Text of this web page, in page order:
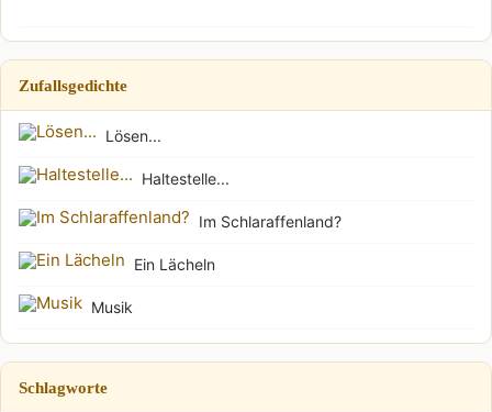
Zufallsgedichte
Lösen...
Haltestelle...
Im Schlaraffenland?
Ein Lächeln
Musik
Schlagworte